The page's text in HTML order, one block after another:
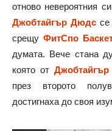
отново невероятния
Джобтайгър Дюдссе
срещу ФитСпо
думата. Вече стана
която от
през второто
достигнаха до своя